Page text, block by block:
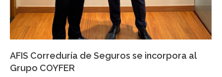
AFIS Correduría de Seguros se incorpora al
Grupo COYFER